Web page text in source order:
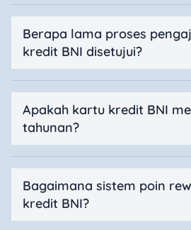
Berapa lama proses
kredit BNI disetujui?
Apakah kartu kredit BNI
tahunan?
Bagaimana sistem poin
kredit BNI?